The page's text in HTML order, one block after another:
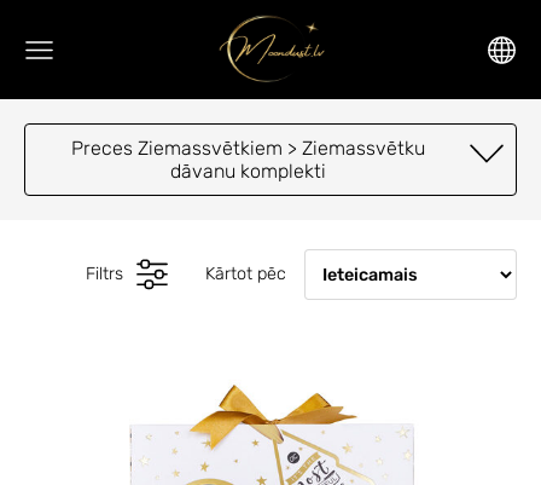
Preces Ziemassvētkiem > Ziemassvētku
dāvanu komplekti
Filtrs Kārtot pēc